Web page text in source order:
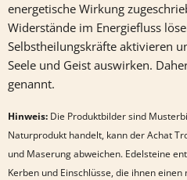
energetische Wirkung
Widerstände im Energiefluss
Selbstheilungskräfte aktivieren
Seele und Geist auswirken.
genannt.
Hinweis: Die Produktbilder sind
Naturprodukt handelt, kann derAchat
und Maserung abweichen. Edelsteine
Kerben und Einschlüsse, die ihnen